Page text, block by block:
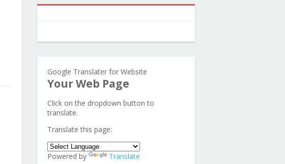
Google Translater for Website
Your Web Page
Click on the dropdown button to
translate.
Translate this page:
Powered by
Translate